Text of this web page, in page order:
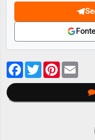
Facebook
TwitterPinterest